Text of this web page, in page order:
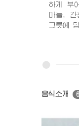
하게 부
마늘, 간
그릇에
음식소개